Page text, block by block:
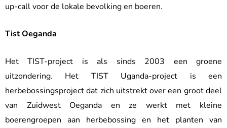
up-call voor de lokale bevolking en boeren.
Tist Oeganda
Het TIST-project is als sinds 2003 een groene
uitzondering. Het TIST Uganda-project is een
herbebossingsproject dat zich uitstrekt over een groot deel
van Zuidwest Oeganda en ze werkt met kleine
boerengroepen aan herbebossing en het planten van